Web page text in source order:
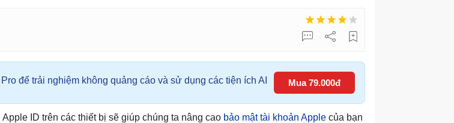
để trải nghiệm không quảng cáo và sử dụng các tiện ích AI Mua 79.000đ
ID trên các thiết bị sẽ giúp chúng ta nâng cao bảo mật tài khoản Apple của bạn